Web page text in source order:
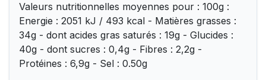
Valeurs nutritionnelles moyennes pour : 100g :
Energie : 2051 kJ / 493 kcal - Matières grasses :
34g - dont acides gras saturés : 19g - Glucides :
40g - dont sucres : 0,4g - Fibres : 2,2g -
Protéines : 6,9g - Sel : 0.50g